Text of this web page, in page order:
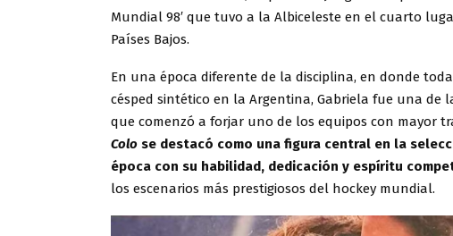
Mundial 98′ que tuvo a la Albiceleste en el cuarto
Países Bajos.
En una época diferente de la disciplina, en donde
césped sintético en la Argentina, Gabriela fue una de
que comenzó a forjar uno de los equipos con mayor
Colo se destacó como una figura central en la
época con su habilidad, dedicación y espíritu
los escenarios más prestigiosos del hockey mundial.